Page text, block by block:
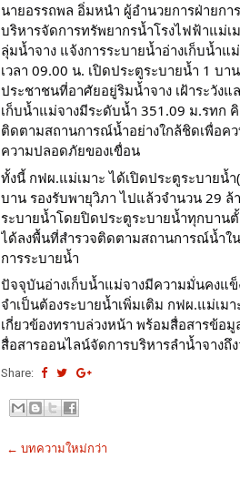
นายอรรถพล อิ่มหนำ ผู้อำนวยการฝ่ายก
บริหารจัดการทรัพยากรน้ำโรงไฟฟ้าแม่
ลุ่มน้ำจาง แจ้งการระบายน้ำอ่างเก็บน้ำ
เวลา 09.00 น. เปิดประตูระบายน้ำ 1 บ
ประชาชนที่อาศัยอยู่ริมน้ำจาง เฝ้าระวัง
เก็บน้ำแม่จางมีระดับน้ำ 351.09 ม.รทก
ติดตามสถานการณ์น้ำอย่างใกล้ชิดเพื่อค
ความปลอดภัยของเขื่อน
ทั้งนี้ กฟผ.แม่เมาะ ได้เปิดประตูระบายน้
บาน รองรับพายุวิภา ไปแล้วจำนวน 29
ระบายน้ำโดยปิดประตูระบายน้ำทุกบาน
ได้ลงพื้นที่สำรวจติดตามสถานการณ์น้ำใ
การระบายน้ำ
ปัจจุบันอ่างเก็บน้ำแม่จางมีความมั่นคง
จำเป็นต้องระบายน้ำเพิ่มเติม กฟผ.แม่เม
เกี่ยวข้องทราบล่วงหน้า พร้อมสื่อสารข้อ
สื่อสารออนไลน์จัดการบริหารลำน้ำจางถึ
Share:
← บทความใหม่กว่า